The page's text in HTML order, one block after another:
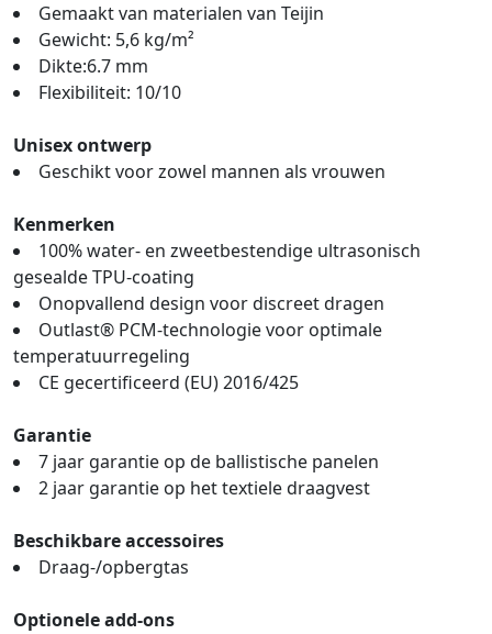
Gemaakt van materialen van Teijin
Gewicht: 5,6 kg/m²
Dikte:6.7 mm
Flexibiliteit: 10/10
Unisex ontwerp
Geschikt voor zowel mannen als vrouwen
Kenmerken
100% water- en zweetbestendige ultrasonisch
gesealde TPU-coating
Onopvallend design voor discreet dragen
Outlast® PCM-technologie voor optimale
temperatuurregeling
CE gecertificeerd (EU) 2016/425
Garantie
7 jaar garantie op de ballistische panelen
2 jaar garantie op het textiele draagvest
Beschikbare accessoires
Draag-/opbergtas
Optionele add-ons